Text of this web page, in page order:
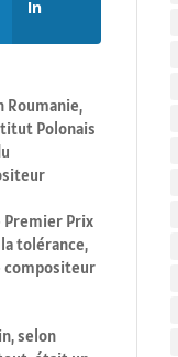
In
Roumanie,
Polonais
Premier Prix
tolérance,
compositeur
selon